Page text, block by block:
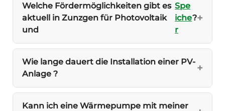
Welche Fördermöglichkeiten gibt es
aktuell in Zunzgen für Photovoltaik
und
Spe
iche
r
?
Wie lange dauert die Installation einer PV-
Anlage ?
Kann ich eine Wärmepumpe mit meiner